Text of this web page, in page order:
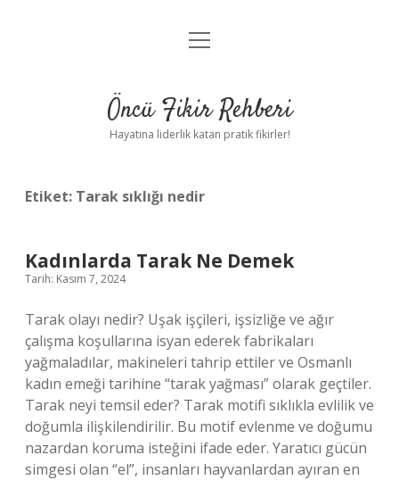
Anasayfa
Yasal Uyarı
menüyü
Öncü Fikir Rehberi
Hayatına liderlik katan pratik fikirler!
Etiket: Tarak sıklığı nedir
Kadınlarda Tarak Ne Demek
Tarih: Kasım 7, 2024
Tarak olayı nedir? Uşak işçileri, işsizliğe ve ağır
çalışma koşullarına isyan ederek fabrikaları
yağmaladılar, makineleri tahrip ettiler ve Osmanlı
kadın emeği tarihine “tarak yağması” olarak geçtiler.
Tarak neyi temsil eder? Tarak motifi sıklıkla evlilik ve
doğumla ilişkilendirilir. Bu motif evlenme ve doğumu
nazardan koruma isteğini ifade eder. Yaratıcı gücün
simgesi olan “el”, insanları hayvanlardan ayıran en